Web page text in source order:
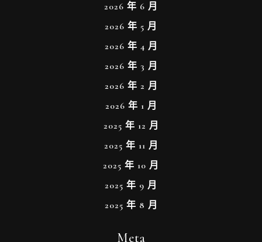
2026 年 6 月
2026 年 5 月
2026 年 4 月
2026 年 3 月
2026 年 2 月
2026 年 1 月
2025 年 12 月
2025 年 11 月
2025 年 10 月
2025 年 9 月
2025 年 8 月
Meta